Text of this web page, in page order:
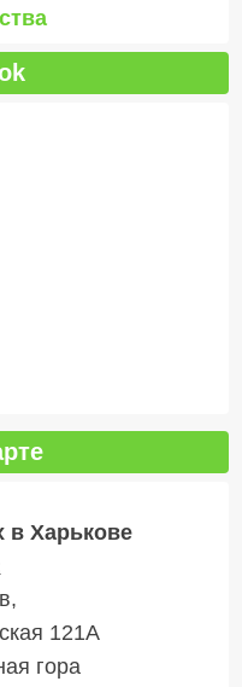
в Харькове
121А
гора